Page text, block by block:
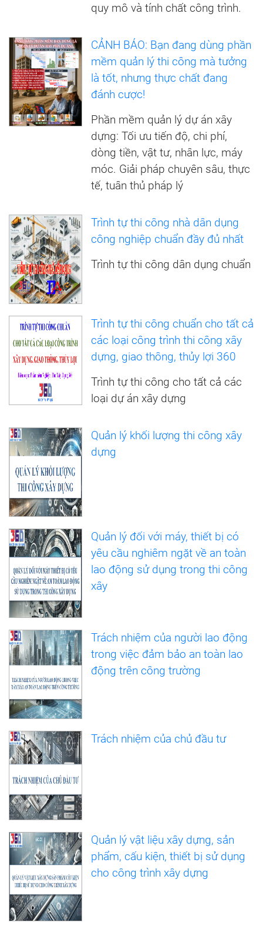
quy mô và tính chất công trình.
CẢNH BÁO: Bạn đang dùng phần
mềm quản lý thi công mà tưởng
là tốt, nhưng thực chất đang
đánh cược!
Phần mềm quản lý dự án xây
dựng: Tối ưu tiến độ, chi phí,
dòng tiền, vật tư, nhân lực, máy
móc. Giải pháp chuyên sâu, thực
tế, tuân thủ pháp lý
Trình tự thi công nhà dân dụng
công nghiệp chuẩn đầy đủ nhất
Trình tự thi công dân dụng chuẩn
Trình tự thi công chuẩn cho tất cả
các loại công trình thi công xây
dựng, giao thông, thủy lợi 360
Trình tự thi công cho tất cả các
loại dự án xây dựng
Quản lý khối lượng thi công xây
dựng
Quản lý đối với máy, thiết bị có
yêu cầu nghiêm ngặt về an toàn
lao động sử dụng trong thi công
xây
Trách nhiệm của người lao động
trong việc đảm bảo an toàn lao
động trên công trường
Trách nhiệm của chủ đầu tư
Quản lý vật liệu xây dựng, sản
phẩm, cấu kiện, thiết bị sử dụng
cho công trình xây dựng